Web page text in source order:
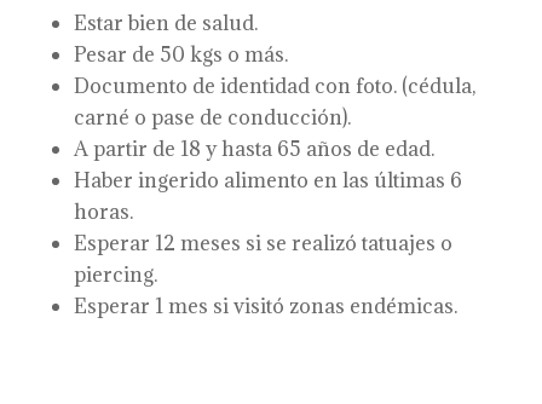
Estar bien de salud.
Pesar de 50 kgs o más.
Documento de identidad con foto. (cédula,
carné o pase de conducción).
A partir de 18 y hasta 65 años de edad.
Haber ingerido alimento en las últimas 6
horas.
Esperar 12 meses si se realizó tatuajes o
piercing.
Esperar 1 mes si visitó zonas endémicas.